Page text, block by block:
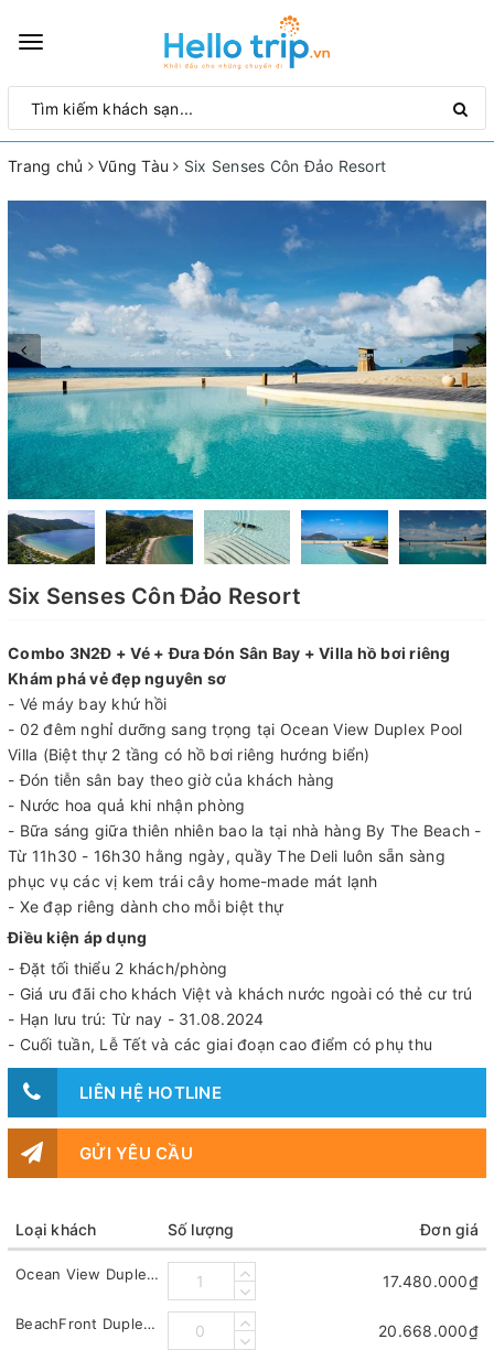
Toggle
Trang chủ Vũng Tàu Six Senses Côn Đảo Resort
Six Senses Côn Đảo Resort
Combo 3N2Đ + Vé + Đưa Đón Sân Bay + Villa hồ bơi riêng
Khám phá vẻ đẹp nguyên sơ
- Vé máy bay khứ hồi
- 02 đêm nghỉ dưỡng sang trọng tại Ocean View Duplex Pool
Villa (Biệt thự 2 tầng có hồ bơi riêng hướng biển)
- Đón tiễn sân bay theo giờ của khách hàng
- Nước hoa quả khi nhận phòng
- Bữa sáng giữa thiên nhiên bao la tại nhà hàng By The Beach -
Từ 11h30 - 16h30 hằng ngày, quầy The Deli luôn sẵn sàng
phục vụ các vị kem trái cây home-made mát lạnh
- Xe đạp riêng dành cho mỗi biệt thự
Điều kiện áp dụng
- Đặt tối thiểu 2 khách/phòng
- Giá ưu đãi cho khách Việt và khách nước ngoài có thẻ cư trú
- Hạn lưu trú: Từ nay - 31.08.2024
- Cuối tuần, Lễ Tết và các giai đoạn cao điểm có phụ thu
LIÊN HỆ HOTLINE
GỬI YÊU CẦU
Loại khách Số lượng Đơn giá
Ocean View Duplex Pool Villa 17.480.000₫
BeachFront Duplex Pool Villa 20.668.000₫